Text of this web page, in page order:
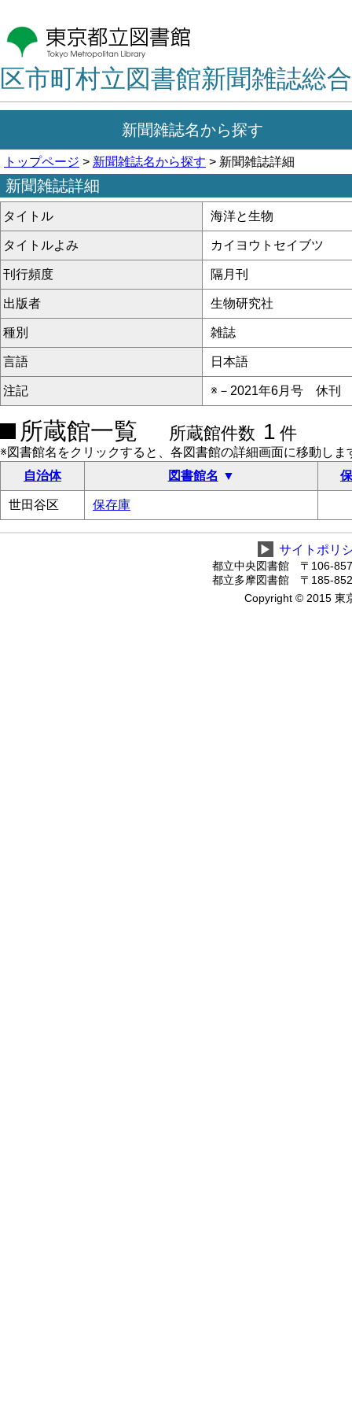
区市町村立図書館新聞雑誌総
新聞雑誌名から探す
トップページ > 新聞雑誌名から探す > 新聞雑誌詳細
新聞雑誌詳細
タイトル 海洋と生物
タイトルよみ カイヨウトセイブツ
刊行頻度 隔月刊
出版者 生物研究社
種別 雑誌
言語 日本語
注記 ※－2021年6月号 休刊
所蔵館一覧 所蔵館件数 1 件
※図書館名をクリックすると、各図書館の詳細画面に移動しま
自治体
図書館名
世田谷区 保存庫
▶ サイトポリ
都立中央図書館 〒106-
都立多摩図書館 〒185-
Copyright © 2015 東